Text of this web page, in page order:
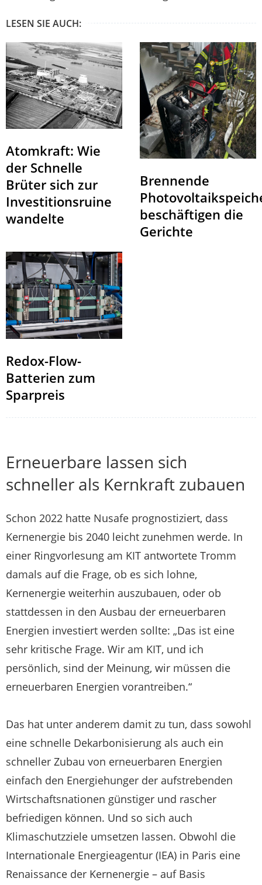
LESEN SIE AUCH:
Atomkraft: Wie
der Schnelle
Brüter sich zur
Investitionsruine
wandelte
Brennende
beschäftigen die
Gerichte
Redox-Flow-
Batterien zum
Sparpreis
Erneuerbare lassen sich
schneller als Kernkraft zubauen
Schon 2022 hatte Nusafe prognostiziert, dass
Kernenergie bis 2040 leicht zunehmen werde. In
einer Ringvorlesung am KIT antwortete Tromm
damals auf die Frage, ob es sich lohne,
Kernenergie weiterhin auszubauen, oder ob
stattdessen in den Ausbau der erneuerbaren
Energien investiert werden sollte: „Das ist eine
sehr kritische Frage. Wir am KIT, und ich
persönlich, sind der Meinung, wir müssen die
erneuerbaren Energien vorantreiben.“
Das hat unter anderem damit zu tun, dass sowohl
eine schnelle Dekarbonisierung als auch ein
schneller Zubau von erneuerbaren Energien
einfach den Energiehunger der aufstrebenden
Wirtschaftsnationen günstiger und rascher
befriedigen können. Und so sich auch
Klimaschutzziele umsetzen lassen. Obwohl die
Internationale Energieagentur (IEA) in Paris eine
Renaissance der Kernenergie – auf Basis